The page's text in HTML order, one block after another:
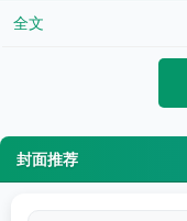
全文
封面推荐